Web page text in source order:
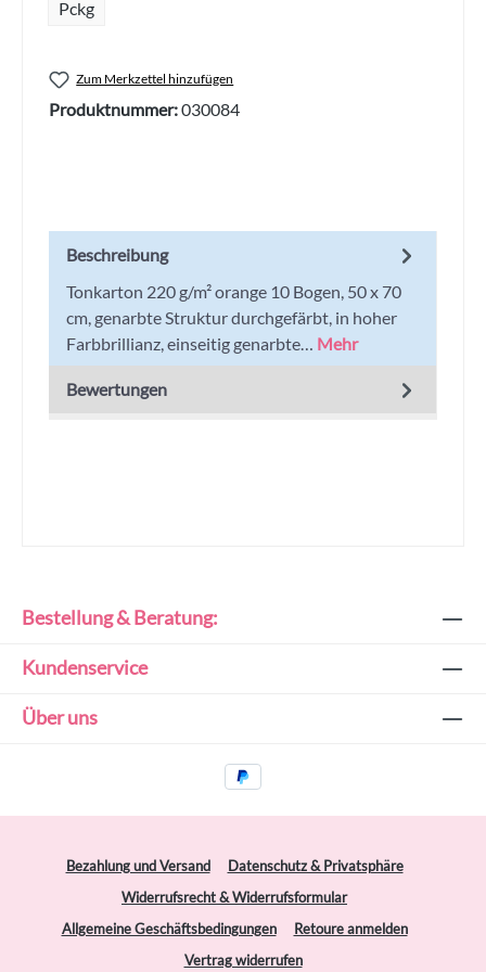
Pckg
Zum Merkzettel hinzufügen
Produktnummer:030084
Beschreibung
Tonkarton 220 g/m² orange 10 Bogen, 50 x 70
cm, genarbte Struktur durchgefärbt, in hoher
Farbbrillianz, einseitig genarbte… Mehr
Bewertungen
Bestellung & Beratung:
Kundenservice
Über uns
Bezahlung und Versand
Datenschutz & Privatsphäre
Widerrufsrecht & Widerrufsformular
Allgemeine Geschäftsbedingungen
Retoure anmelden
Vertrag widerrufen